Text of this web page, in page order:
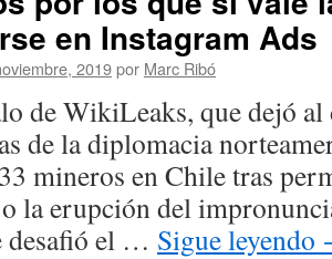
en Instagram Ads
2019por Marc Ribó
de WikiLeaks, que dejó al
de la diplomacia
mineros en Chile tras
la erupción del
desafió el … Sigue leyendo